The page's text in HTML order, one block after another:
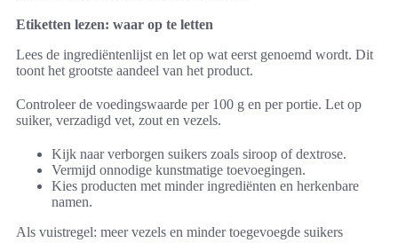
Etiketten lezen: waar op te letten
Lees de ingrediëntenlijst en let op wat eerst genoemd wordt. Dit
toont het grootste aandeel van het product.
Controleer de voedingswaarde per 100 g en per portie. Let op
suiker, verzadigd vet, zout en vezels.
Kijk naar verborgen suikers zoals siroop of dextrose.
Vermijd onnodige kunstmatige toevoegingen.
Kies producten met minder ingrediënten en herkenbare
namen.
Als vuistregel: meer vezels en minder toegevoegde suikers